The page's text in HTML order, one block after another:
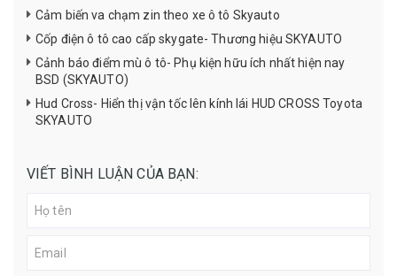
Cảm biến va chạm zin theo xe ô tô Skyauto
Cốp điện ô tô cao cấp skygate- Thương hiệu SKYAUTO
Cảnh báo điểm mù ô tô- Phụ kiện hữu ích nhất hiện nay
BSD (SKYAUTO)
Hud Cross- Hiển thị vận tốc lên kính lái HUD CROSS Toyota
SKYAUTO
VIẾT BÌNH LUẬN CỦA BẠN: